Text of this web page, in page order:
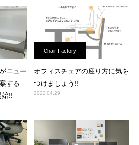
ニュー
する
始!!
Chair Factory
オフィスチェアの座り方に気を
つけましょう!!
2022.04.29